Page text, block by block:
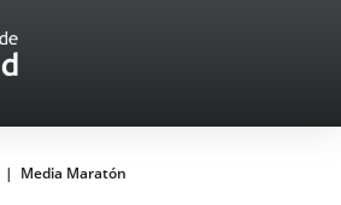
Media Maratón